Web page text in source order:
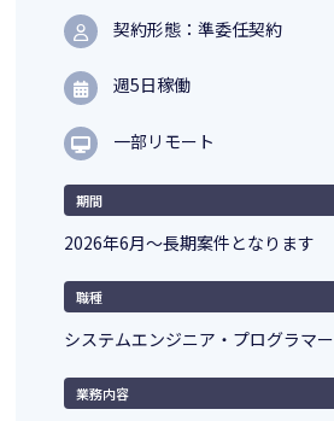
契約形態：準委任契約
週5日稼働
一部リモート
期間
2026年6月～長期案件となります
職種
システムエンジニア・プログラマー
業務内容